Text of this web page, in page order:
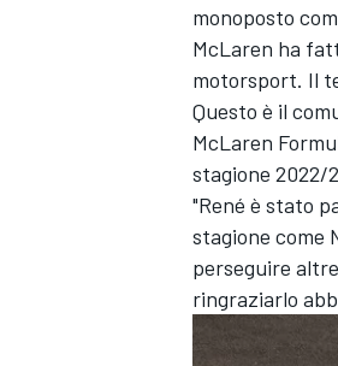
MONOPOSTO
monoposto
McLaren ha
motorsport. Il
Questo è il
McLaren
stagione 2022/
"René è stato
stagione come
perseguire
ringraziarlo